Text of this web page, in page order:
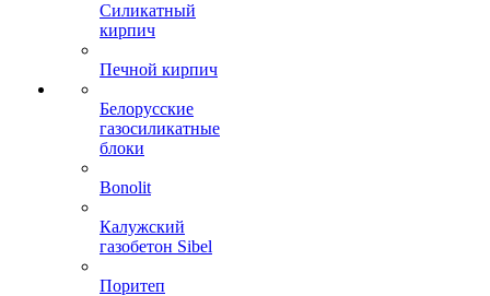
Силикатный
кирпич
Печной кирпич
Белорусские
газосиликатные
блоки
Bonolit
Калужский
газобетон Sibel
Поритеп